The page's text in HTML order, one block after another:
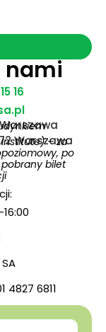
nami
16
Warszawa
– za
po
bilet
4827 6811